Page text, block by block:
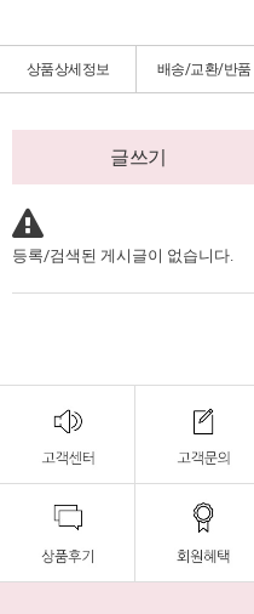
상품상세정보 배송/교환/반품
글쓰기
등록/검색된 게시글이 없습니다.